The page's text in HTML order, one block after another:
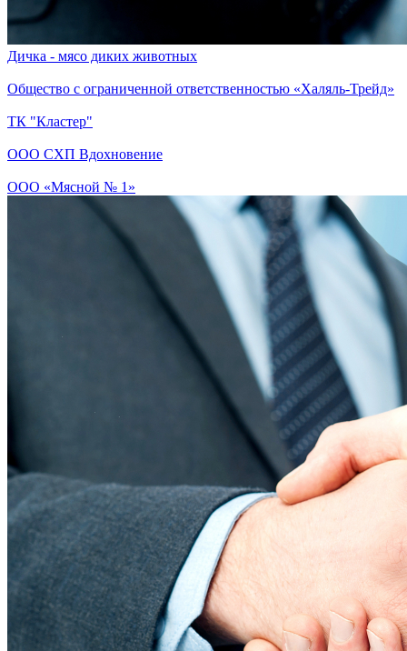
Дичка - мясо диких животных
Общество с ограниченной ответственностью «Халяль-Трейд»
ТК "Кластер"
ООО СХП Вдохновение
ООО «Мясной № 1»